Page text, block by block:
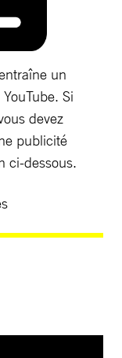
un
Si
devez
publicité
ci-dessous.